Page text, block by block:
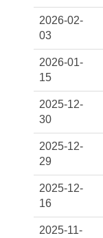
2026-02-
03
2026-01-
15
2025-12-
30
2025-12-
29
2025-12-
16
2025-11-